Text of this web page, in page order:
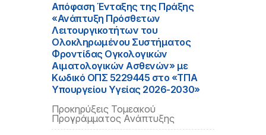
Απόφαση Ένταξης της Πράξης
«Ανάπτυξη Πρόσθετων
Λειτουργικοτήτων του
Ολοκληρωμένου Συστήματος
Φροντίδας Ογκολογικών
Αιματολογικών Ασθενών» με
Κωδικό ΟΠΣ 5229445 στο «ΤΠΑ
Υπουργείου Υγείας 2026-2030»
Προκηρύξεις Τομεακού
Προγράμματος Ανάπτυξης